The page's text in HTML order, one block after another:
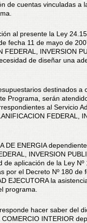
de cuentas vinculadas a
al presente la Ley
fecha 11 de mayo de
FEDERAL, INVERSION
de diseñar una
destinados a
Programa, serán
al Servicio
FEDERAL,
DE ENERGIA
INVERSION
de aplicación de la Ley
por el Decreto Nº 180 de
EJECUTORA la
programa.
hacer saber del
COMERCIO INTERIOR